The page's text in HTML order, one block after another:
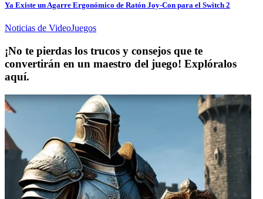
Ya Existe un Agarre Ergonómico de Ratón Joy-Con para el Switch 2
Noticias de VideoJuegos
¡No te pierdas los trucos y consejos que te
convertirán en un maestro del juego! Explóralos
aquí.